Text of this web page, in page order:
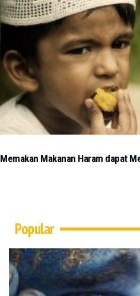
Memakan Makanan Haram dapat
Popular